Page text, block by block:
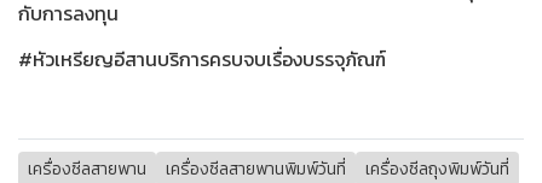
กับการลงทุน
#หัวเหรียญอีสานบริการครบจบเรื่องบรรจุภัณฑ์
เครื่องซีลสายพาน เครื่องซีลสายพานพิมพ์วันที่
เครื่องซีลถุงพิมพ์วันที่